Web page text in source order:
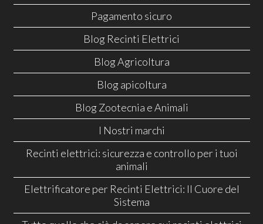
Pagamento sicuro
Blog Recinti Elettrici
Blog Agricoltura
Blog apicoltura
Blog Zootecnia e Animali
I Nostri marchi
Recinti elettrici: sicurezza e controllo per i tuoi
animali
Elettrificatore per Recinti Elettrici: Il Cuore del
Sistema